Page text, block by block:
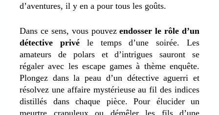
d’aventures, il y en a pour tous les goûts.
Dans ce sens, vous pouvezendosser le rôle d’un
détective privéle temps d’une soirée. Les
amateurs de polars et d’intrigues sauront se
régaler avec les escape games à thème enquête.
Plongez dans la peau d’un détective aguerri et
résolvez une affaire mystérieuse au fil des indices
distillés dans chaque pièce. Pour élucider un
meurtre crapuleux ou démêler les fils d’une